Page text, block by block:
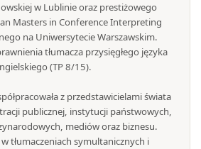
w Lublinie oraz prestiżowego
Masters in Conference Interpreting
na Uniwersytecie Warszawskim.
tłumacza przysięgłego języka
(TP 8/15).
z przedstawicielami świata
publicznej, instytucji państwowych,
mediów oraz biznesu.
tłumaczeniach symultanicznych i